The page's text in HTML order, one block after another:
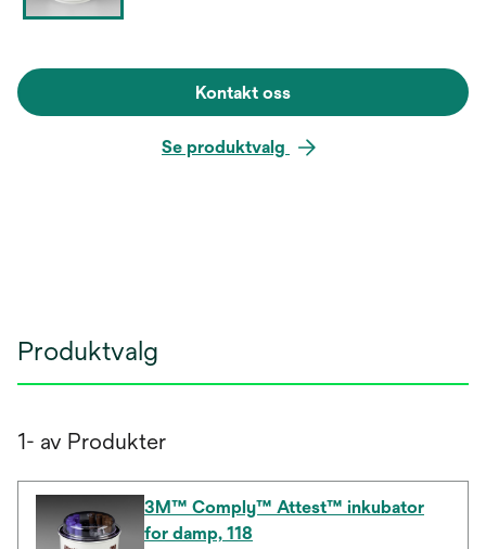
Kontakt oss
Se produktvalg
Produktvalg
1- av Produkter
3M™ Comply™ Attest™ inkubator
for damp, 118